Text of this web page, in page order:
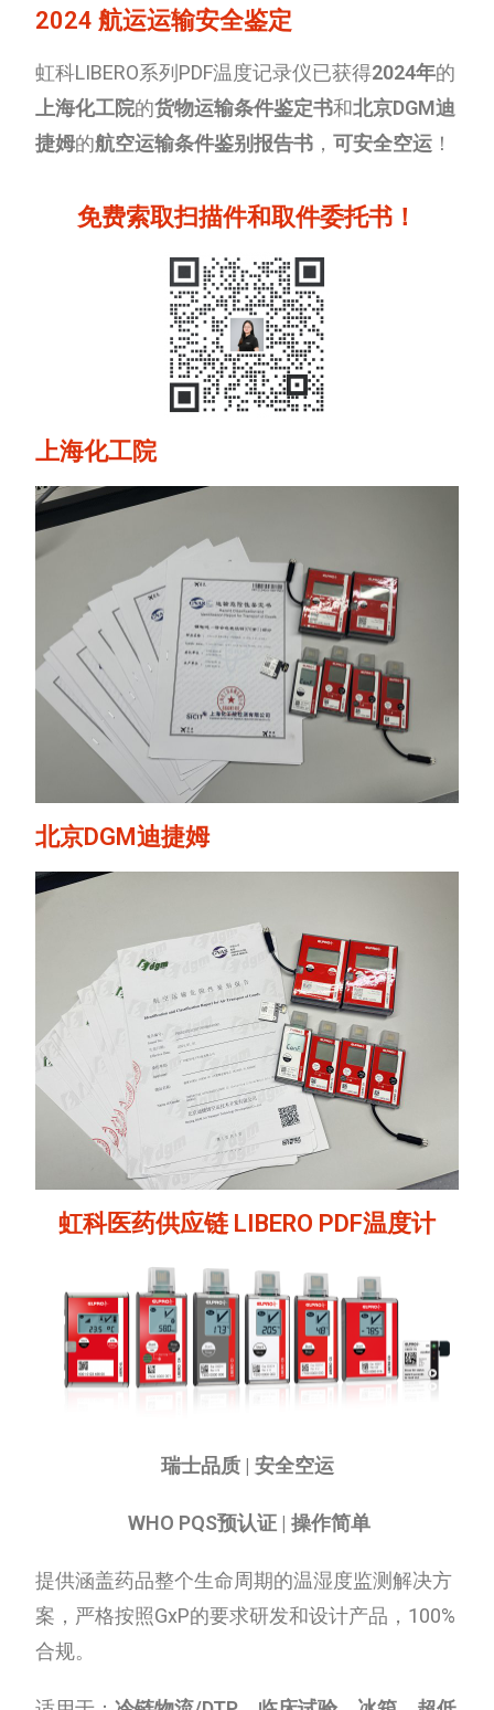
2024 航运运输安全鉴定
虹科LIBERO系列PDF温度记录仪已获得2024年的
上海化工院的货物运输条件鉴定书和北京DGM迪
捷姆的航空运输条件鉴别报告书 ，可安全空运 ！
免费索取扫描件和取件委托书！
上海化工院
北京DGM迪捷姆
虹科医药供应链 LIBERO PDF温度计
瑞士品质 | 安全空运
WHO PQS预认证 | 操作简单
提供涵盖药品整个生命周期的温湿度监测解决方
案，严格按照GxP的要求研发和设计产品，100%
合规。